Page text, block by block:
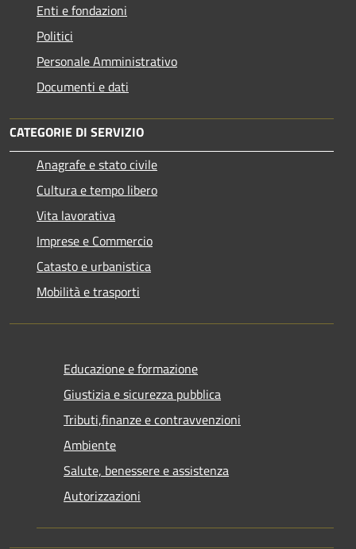
Enti e fondazioni
Politici
Personale Amministrativo
Documenti e dati
CATEGORIE DI SERVIZIO
Anagrafe e stato civile
Cultura e tempo libero
Vita lavorativa
Imprese e Commercio
Catasto e urbanistica
Mobilità e trasporti
Educazione e formazione
Giustizia e sicurezza pubblica
Tributi,finanze e contravvenzioni
Ambiente
Salute, benessere e assistenza
Autorizzazioni